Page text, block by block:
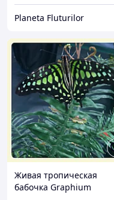
Planeta Fluturilor
Живая тропическая
бабочка Graphium